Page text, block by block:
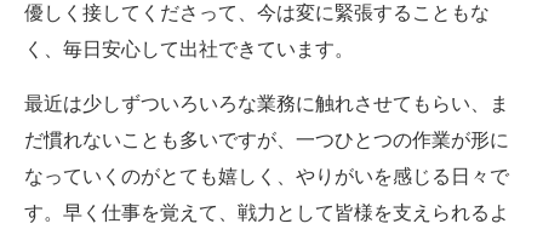
優しく接してくださって、今は変に緊張することもな
く、毎日安心して出社できています。
最近は少しずついろいろな業務に触れさせてもらい、ま
だ慣れないことも多いですが、一つひとつの作業が形に
なっていくのがとても嬉しく、やりがいを感じる日々で
す。早く仕事を覚えて、戦力として皆様を支えられるよ